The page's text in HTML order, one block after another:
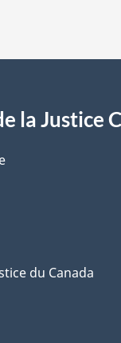
la Justice
du Canada